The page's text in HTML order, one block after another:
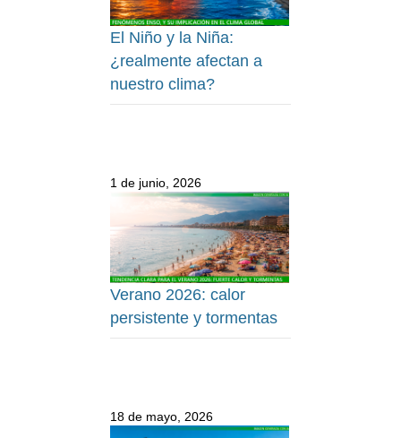
El Niño y la Niña:
¿realmente afectan a
nuestro clima?
1 de junio, 2026
Verano 2026: calor
persistente y tormentas
18 de mayo, 2026